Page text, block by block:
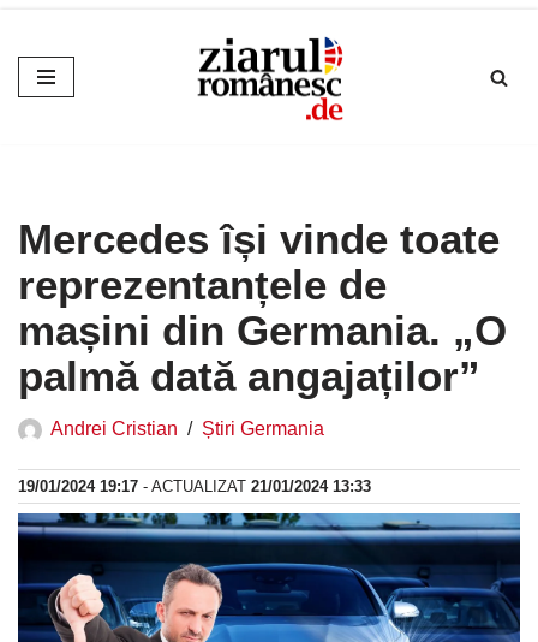
Sari
la
Mercedes își vinde toate
reprezentanțele de
mașini din Germania. „O
palmă dată angajaților”
Andrei Cristian Știri Germania
19/01/2024 19:17 - ACTUALIZAT 21/01/2024 13:33